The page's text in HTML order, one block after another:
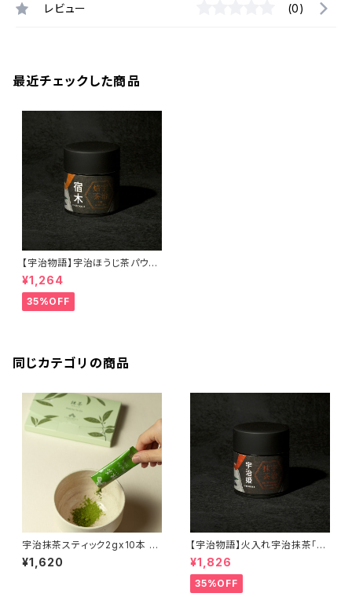
レビュー (0)
最近チェックした商品
【宇治物語】宇治ほうじ茶パウダ
ー「宿木」＜在庫一掃セール！＞
¥1,264
35%OFF
同じカテゴリの商品
宇治抹茶スティック2gx10本 ～
より高品質な抹茶へリニューア
ル～
¥1,620
【宇治物語】火入れ宇治抹茶「宇
治姫」＜在庫一掃セール！＞
¥1,826
35%OFF